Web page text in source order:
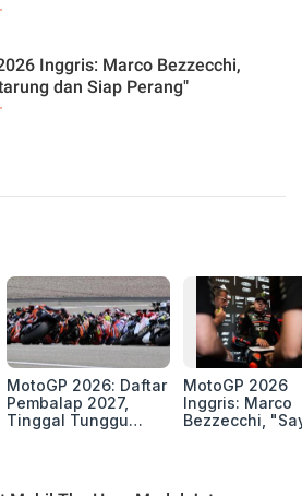
Inggris: Marco Bezzecchi,
dan Siap Perang"
MotoGP 2026: Daftar
Pembalap 2027,
Tinggal Tunggu
MotoGP 2026
Inggris: Marco
Bezzecchi,